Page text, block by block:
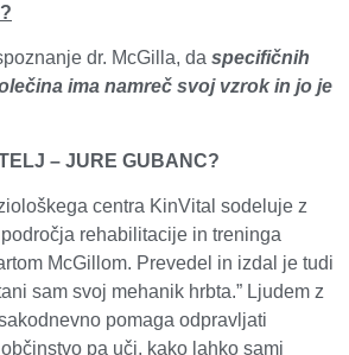
dr. McGilla, da specifičnih
ima namreč svoj vzrok in jo je
– JURE GUBANC?
centra KinVital sodeluje z
rehabilitacije in treninga
McGillom. Prevedel in izdal je tudi
sam svoj mehanik hrbta.” Ljudem z
pomaga odpravljati
pa uči, kako lahko sami